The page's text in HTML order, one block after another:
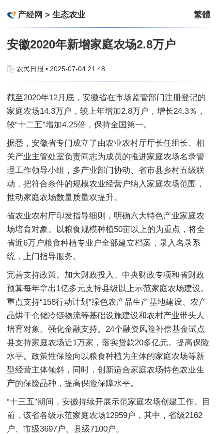
产经网 > 生态农业 繁體
安徽2020年新增家庭农场2.8万户
农民日报 ▪ 2025-07-04 21:48
截至2020年12月底，安徽省在市场监管部门注册登记的
家庭农场14.3万户，较上年增加2.8万户，增长24.3％，
较“十二五”增加4.25倍，保持全国第一。
据悉，安徽省专门成立了由农业农村厅厅长任组长、相
关产业主管处室负责同志为成员的推进家庭农场名录管
理工作领导小组，多产业部门协动、省市县乡村五级联
动，把符合条件的规模农业经营户纳入家庭农场范围，
推动家庭农场数量质量双提升。
省农业农村厅印发指导细则，明确六大特色产业家庭农
场培育对象。以粮食规模种植50亩以上的为重点，将全
省近6万户粮食种植专业户全部建立档案，录入名录系
统，上门指导服务。
完善支持政策。加大财政投入。中央财政专项和省财政
预算每年拿出1亿多元支持县级以上示范家庭农场建设。
重点支持“158行动计划”绿色农产品生产基地建设、农产
品烘干仓储冷链物流等基础设施建设和农村产业带头人
培育对象。强化金融支持。24个融资风险补偿基金试点
县支持家庭农场近1万家，落实贷款20多亿元。提高保险
水平。政策性保险向以粮食种植为主体的家庭农场等新
型经营主体倾斜，同时，创新适合家庭农场特色农业生
产的保险品种，提高保险保障水平。
“十三五”期间，安徽持续开展示范家庭农场创建工作。目
前，该省各级示范家庭农场12959户，其中，省级2162
户、市级3697户、县级7100户。